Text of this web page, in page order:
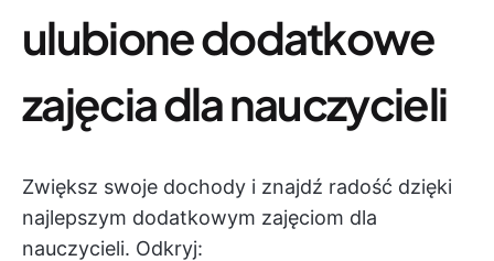
ulubione dodatkowe
zajęcia dla nauczycieli
Zwiększ swoje dochody i znajdź radość dzięki
najlepszym dodatkowym zajęciom dla
nauczycieli. Odkryj: